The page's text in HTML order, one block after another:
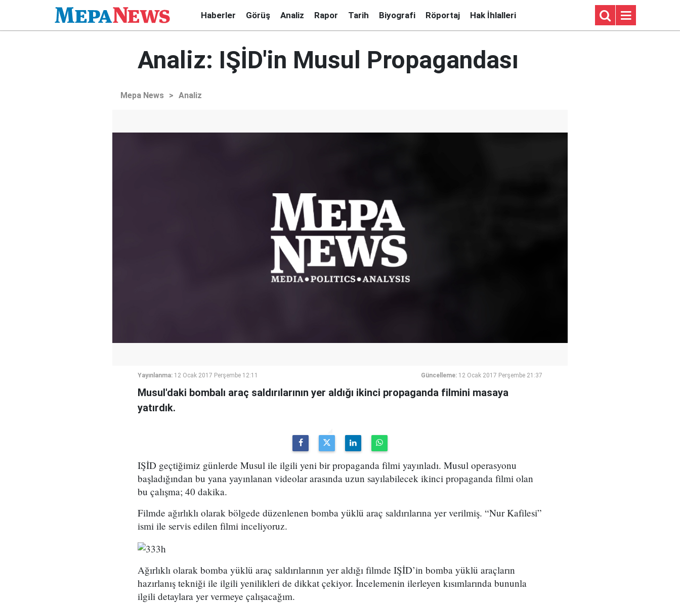
Haberler Görüş Analiz Rapor Tarih Biyografi Röportaj Hak İhlalleri
Analiz: IŞİD'in Musul Propagandası
Mepa News > Analiz
Yayınlanma: 12 Ocak 2017 Perşembe 12:11 Güncelleme: 12 Ocak 2017 Perşembe 21:37
Musul'daki bombalı araç saldırılarının yer aldığı ikinci propaganda filmini masaya
yatırdık.
IŞİD geçtiğimiz günlerde Musul ile ilgili yeni bir propaganda filmi yayınladı. Musul operasyonu
başladığından bu yana yayınlanan videolar arasında uzun sayılabilecek ikinci propaganda filmi olan
bu çalışma; 40 dakika.
Filmde ağırlıklı olarak bölgede düzenlenen bomba yüklü araç saldırılarına yer verilmiş. “Nur Kafilesi”
ismi ile servis edilen filmi inceliyoruz.
Ağırlıklı olarak bomba yüklü araç saldırılarının yer aldığı filmde IŞİD’in bomba yüklü araçların
hazırlanış tekniği ile ilgili yenilikleri de dikkat çekiyor. İncelemenin ilerleyen kısımlarında bununla
ilgili detaylara yer vermeye çalışacağım.